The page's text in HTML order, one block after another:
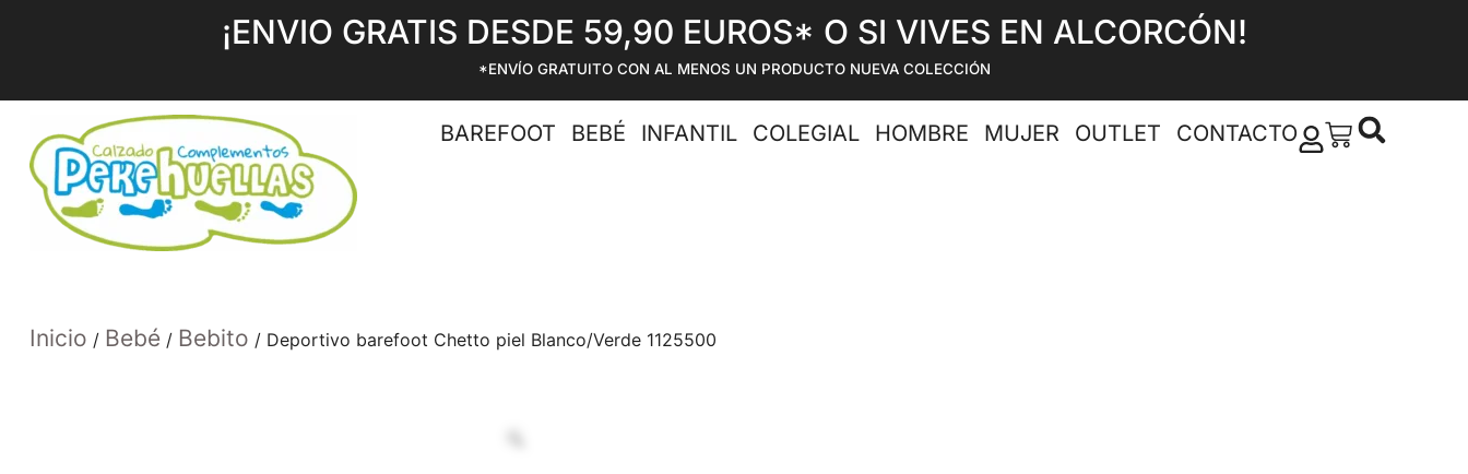
¡ENVIO GRATIS DESDE 59,90 EUROS* O SI VIVES EN ALCORCÓN!
*ENVÍO GRATUITO CON AL MENOS UN PRODUCTO NUEVA COLECCIÓN
BAREFOOT BEBÉ INFANTIL COLEGIAL HOMBRE MUJER OUTLET CONTACTO
Inicio / Bebé / Bebito / Deportivo barefoot Chetto piel Blanco/Verde 1125500